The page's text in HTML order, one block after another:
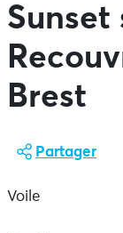
Sunset
Brest
Partager
Voile